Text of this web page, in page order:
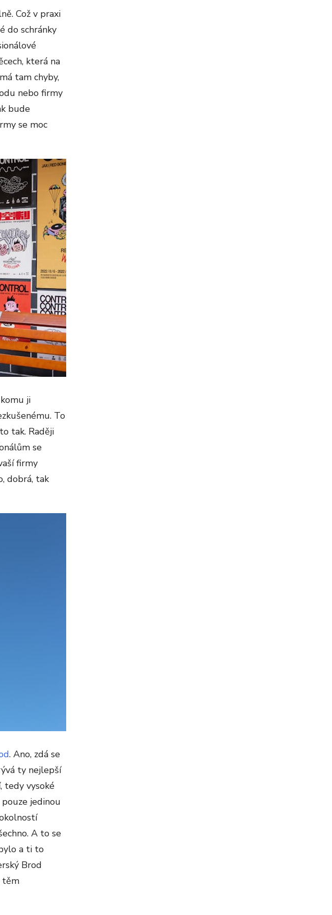
Což v praxi
do schránky
která na
tam chyby,
nebo firmy
bude
se moc
ji
To
tak. Raději
se
firmy
dobrá, tak
. Ano, zdá se
ty nejlepší
tedy vysoké
jedinou
A to se
a ti to
Brod
těm